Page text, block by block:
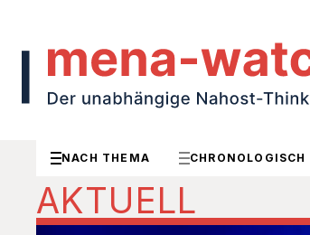
NACH THEMA CHRONOLOGISCH
AKTUELL